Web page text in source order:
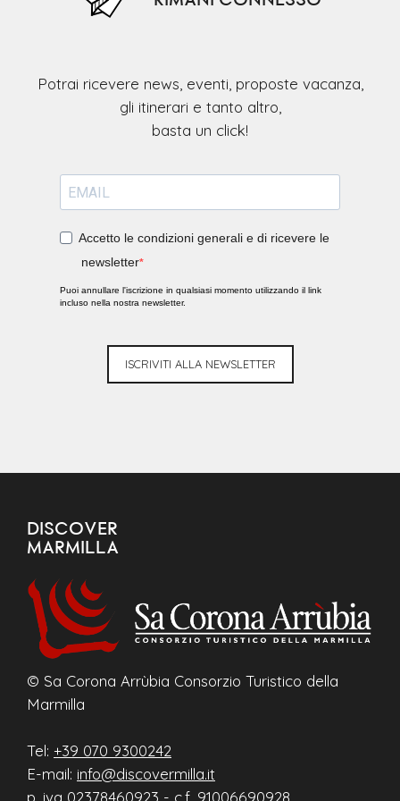
Potrai ricevere news, eventi, proposte vacanza,
gli itinerari e tanto altro,
Accetto le condizioni generali e di ricevere le
newsletter
Puoi annullare l'iscrizione in qualsiasi momento utilizzando il link
incluso nella nostra newsletter.
ISCRIVITI ALLA NEWSLETTER
DISCOVER
MARMILLA
© Sa Corona Arrùbia Consorzio Turistico della
Marmilla
Tel: +39 070 9300242
E-mail: info@discovermilla.it